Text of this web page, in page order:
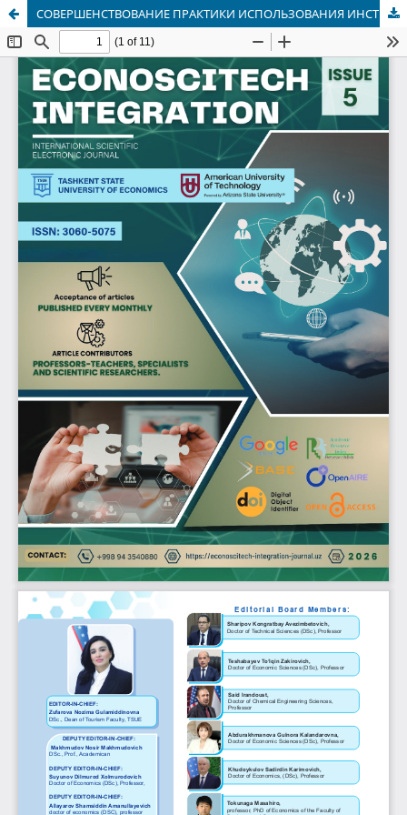
СОВЕРШЕНСТВОВАНИЕ ПРАКТИКИ ИСПОЛЬЗОВАНИЯ ИНСТРУМЕНТОВ ЭЛЕКТРОННОГО ДОКУМЕНТООБОРОТА В КОММЕРЧЕСКИХ БАНКАХ